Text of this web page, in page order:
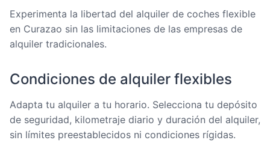
Experimenta la libertad del alquiler de coches flexible
en Curazao sin las limitaciones de las empresas de
alquiler tradicionales.
Condiciones de alquiler flexibles
Adapta tu alquiler a tu horario. Selecciona tu depósito
de seguridad, kilometraje diario y duración del alquiler,
sin límites preestablecidos ni condiciones rígidas.